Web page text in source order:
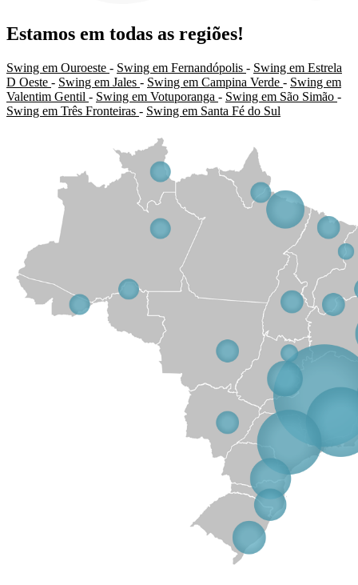
Estamos em todas as regiões!
Swing em Ouroeste - Swing em Fernandópolis - Swing em Estrela
D Oeste - Swing em Jales - Swing em Campina Verde - Swing em
Valentim Gentil - Swing em Votuporanga - Swing em São Simão -
Swing em Três Fronteiras - Swing em Santa Fé do Sul